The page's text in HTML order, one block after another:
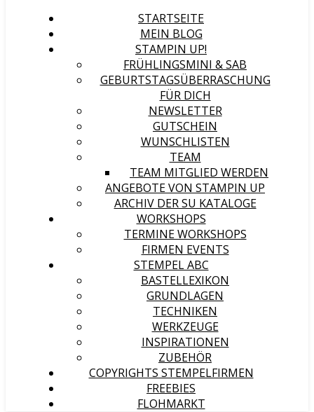
STARTSEITE
MEIN BLOG
STAMPIN UP!
FRÜHLINGSMINI & SAB
GEBURTSTAGSÜBERRASCHUNG
FÜR DICH
NEWSLETTER
GUTSCHEIN
WUNSCHLISTEN
TEAM
TEAM MITGLIED WERDEN
ANGEBOTE VON STAMPIN UP
ARCHIV DER SU KATALOGE
WORKSHOPS
TERMINE WORKSHOPS
FIRMEN EVENTS
STEMPEL ABC
BASTELLEXIKON
GRUNDLAGEN
TECHNIKEN
WERKZEUGE
INSPIRATIONEN
ZUBEHÖR
COPYRIGHTS STEMPELFIRMEN
FREEBIES
FLOHMARKT